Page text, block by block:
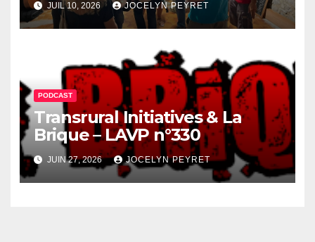
JUIL 10, 2026 JOCELYN PEYRET
PODCAST
Transrural Initiatives & La
Brique – LAVP n°330
JUIN 27, 2026 JOCELYN PEYRET